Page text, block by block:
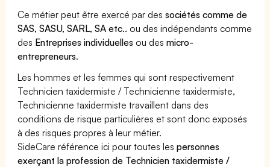
Ce métier peut être exercé par dessociétés comme de
SAS, SASU, SARL, SA etc.. ou des indépendants comme
des Entreprises individuelles ou desmicro-
entrepreneurs.
Les hommes et les femmes qui sont respectivement
Technicien taxidermiste / Technicienne taxidermiste,
Technicienne taxidermiste travaillent dans des
conditions de risque particulières et sont donc exposés
à des risques propres à leur métier.
SideCare référence ici pour toutes lespersonnes
exerçant la profession de Technicien taxidermiste /